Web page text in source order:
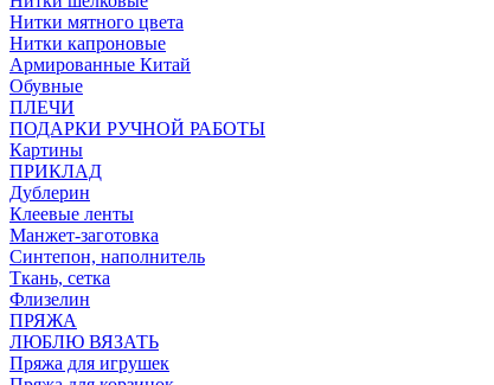
Нитки мятного цвета
Нитки капроновые
Армированные Китай
Обувные
ПЛЕЧИ
ПОДАРКИ РУЧНОЙ РАБОТЫ
Картины
ПРИКЛАД
Дублерин
Клеевые ленты
Манжет-заготовка
Синтепон, наполнитель
Ткань, сетка
Флизелин
ПРЯЖА
ЛЮБЛЮ ВЯЗАТЬ
Пряжа для игрушек